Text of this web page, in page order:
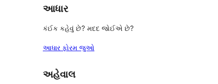
આધાર
કંઈક કહેવું છે? મદદ જોઈએ છે?
આધાર ફોરમ જુઓ
અહેવાલ